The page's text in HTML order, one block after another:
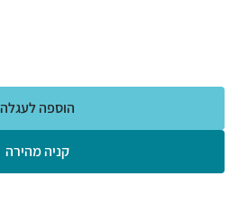
קניה מהירה
הוספה לעגלה